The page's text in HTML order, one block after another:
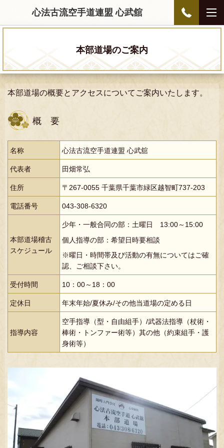
心法古流空手道連盟 心武舘
本部道場のご案内
本部道場の概要とアクセスについてご案内いたします。
概 要
名称 心法古流空手道連盟 心武舘
代表者 田畑常弘
住所 〒267-0055 千葉県千葉市緑区越智町737-203
電話番号 043-308-6320
本部道場稽古
スケジュール
少年・一般合同の部：土曜日 13:00～15:00
個人指導の部：希望日時要相談
※曜日・時間帯及び活動の有無についてはご確
認、ご相談下さい。
受付時間 10：00～18：00
定休日 年末年始/夏休み/その他当道場の定める日
指導内容
空手指導（型・自由組手）/武器法指導（杖術・
棒術・トンファー術等）其の他（約束組手・護
身術等）